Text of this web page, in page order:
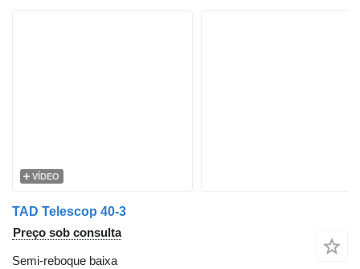
VÍDEO
TAD Telescop 40-3
Preço sob consulta
Semi-reboque baixa